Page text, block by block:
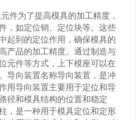
件为了提高模具的加工精度，
，如定位销、定位块等。这些
起到的定位作用，确保模具的
产品的加工精度。通过制造与
元件等方式，上下模座可以在
导向装置名称导向装置，是冲
用导向装置主要用于定位和导
径和模具结构的位置和稳定
，是一种用于模具定位和定形